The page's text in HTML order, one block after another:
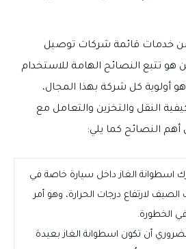
خدمات قائمة شركات توصيل
هو تتبع النصائح الهامة للاستخدام
أولوية كل شركة بهذا المجال،
النقل والتخزين والتعامل مع
النصائح كما يلي:
اسطوانة الغاز داخل سيارة خاصة في
الصيف لارتفاع درجات الحرارة، وهو أمر
الخطورة.
أن تكون اسطوانة الغاز بعيدة